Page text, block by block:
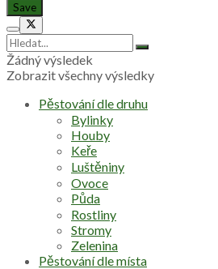
Žádný výsledek
Zobrazit všechny výsledky
Pěstování dle druhu
Bylinky
Houby
Keře
Luštěniny
Ovoce
Půda
Rostliny
Stromy
Zelenina
Pěstování dle místa